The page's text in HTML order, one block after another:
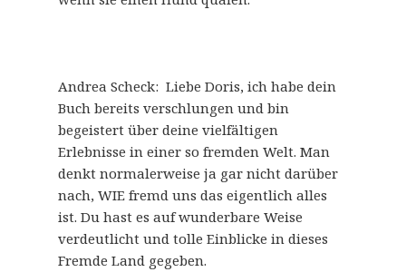
Andrea Scheck: Liebe Doris, ich habe dein
Buch bereits verschlungen und bin
begeistert über deine vielfältigen
Erlebnisse in einer so fremden Welt. Man
denkt normalerweise ja gar nicht darüber
nach, WIE fremd uns das eigentlich alles
ist. Du hast es auf wunderbare Weise
verdeutlicht und tolle Einblicke in dieses
Fremde Land gegeben.